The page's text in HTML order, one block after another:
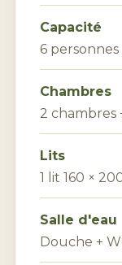
Capacité
6 personnes
Chambres
2 chambres
Lits
1 lit 160 ×
Salle d'eau
Douche +